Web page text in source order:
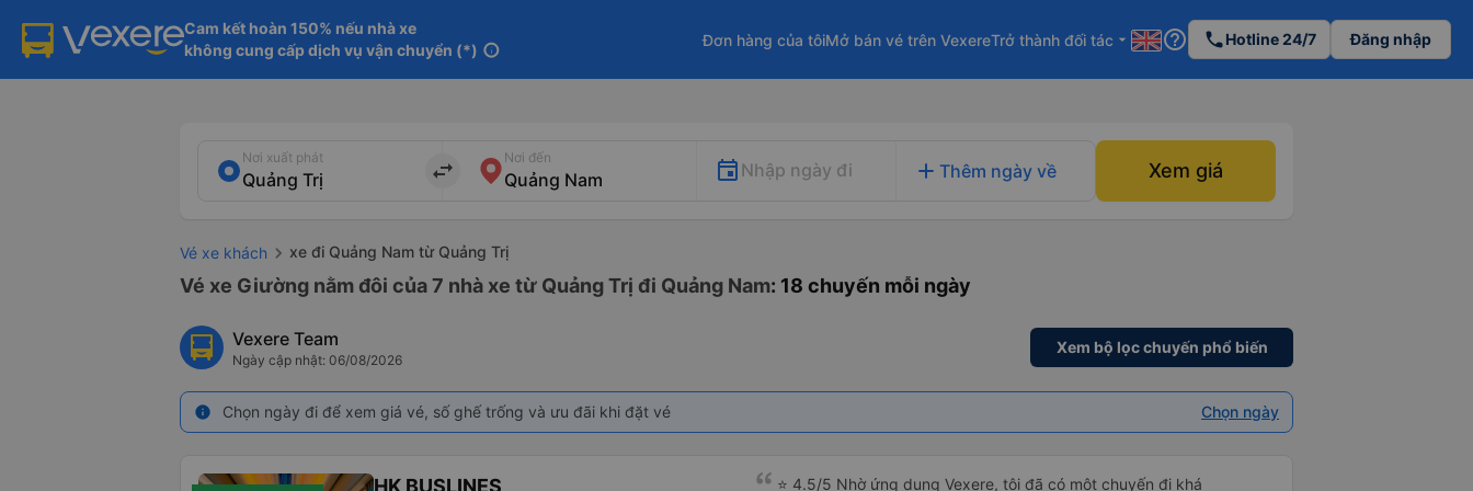
Cam kết hoàn 150% nếu nhà xe
không cung cấp dịch vụ vận chuyển (*) info
Đơn hàng của tôiMở bán vé trên VexereTrở thành đối tác arrow_drop_down help_outline phoneHotline 24/7 Đăng nhập
Nơi xuất phát
import_export
Nơi đến
Nhập ngày đi add Thêm ngày về Xem giá
Vé xe khách xe đi Quảng Nam từ Quảng Trị
Vé xe Giường nằm đôi của 7 nhà xe từ Quảng Trị đi Quảng Nam: 18 chuyến mỗi ngày
Vexere Team
Ngày cập nhật: 06/08/2026
Xem bộ lọc chuyến phổ biến
info Chọn ngày đi để xem giá vé, số ghế trống và ưu đãi khi đặt vé Chọn ngày
HK BUSLINES
⭐ 4.5/5 Nhờ ứng dụng Vexere, tôi đã có một chuyến đi khá